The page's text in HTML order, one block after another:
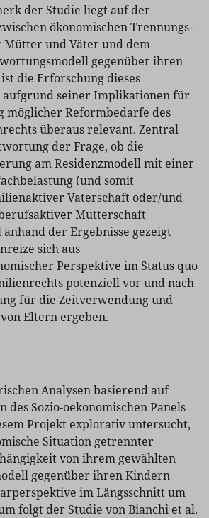
der Studie liegt auf der
ökonomischen Trennungs-
Mütter und Väter und dem
gegenüber ihren
die Erforschung dieses
aufgrund seiner Implikationen für
möglicher Reformbedarfe des
überaus relevant. Zentral
der Frage, ob die
am Residenzmodell mit einer
(und somit
Vaterschaft oder/und
Mutterschaft
anhand der Ergebnisse gezeigt
sich aus
Perspektive im Status quo
potenziell vor und nach
für die Zeitverwendung und
Eltern ergeben.
Analysen basierend auf
des Sozio-oekonomischen Panels
Projekt explorativ untersucht,
Situation getrennter
von ihrem gewählten
gegenüber ihren Kindern
im Längsschnitt um
folgt der Studie von Bianchi et al.